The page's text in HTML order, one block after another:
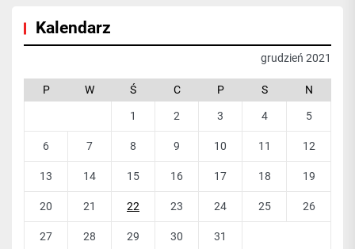
Kalendarz
grudzień 2021
P W Ś C P S N
1 2 3 4 5
6 7 8 9 10 11 12
13 14 15 16 17 18 19
20 21 22 23 24 25 26
27 28 29 30
31